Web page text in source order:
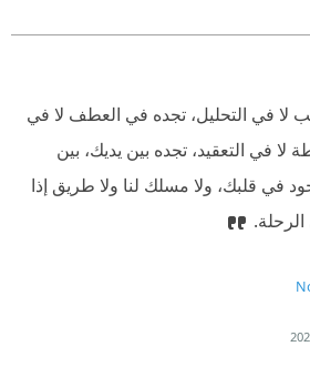
لا في التحليل، تجده في العطف لا في
لا في التعقيد، تجده بين يديك، بين
في قلبك، ولا مسلك لنا ولا طريق إذا